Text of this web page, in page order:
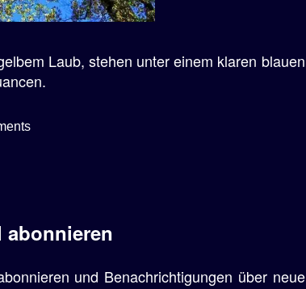
Laub, stehen unter einem klaren blauen
abonnieren
und Benachrichtigungen über neue